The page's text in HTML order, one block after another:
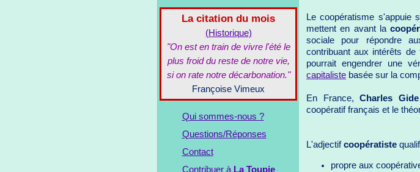
La citation du mois
(Historique)
"On est en train de vivre l'été le
plus froid du reste de notre vie,
si on rate notre décarbonation."
Françoise Vimeux
Qui sommes-nous ?
Questions/Réponses
Contact
Contribuer à La Toupie
Le coopératisme s'appuie
mettent en avant la
sociale pour répondre
contribuant aux intérêts de
pourrait engendrer une
capitaliste basée sur la
En France, Charles Gide
coopératif français et le
L'adjectifcoopératiste
propre aux